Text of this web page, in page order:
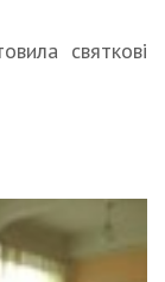
святкові